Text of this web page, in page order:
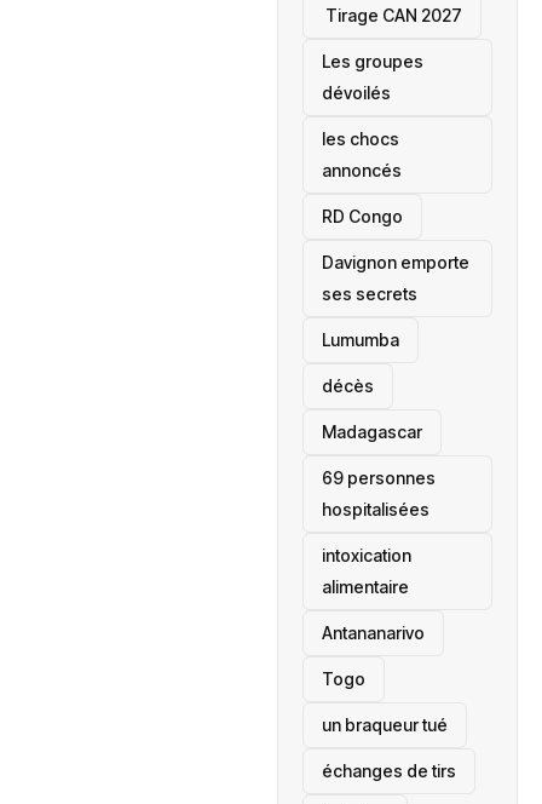
‎ Tirage CAN 2027
Les groupes
dévoilés
les chocs
annoncés
‎RD Congo
Davignon emporte
ses secrets
Lumumba
décès
‎Madagascar
69 personnes
hospitalisées
intoxication
alimentaire
Antananarivo
‎Togo
un braqueur tué
échanges de tirs